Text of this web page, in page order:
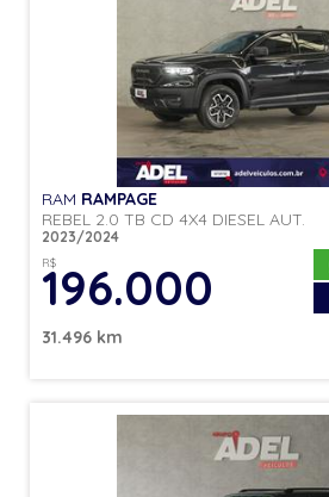
RAM RAMPAGE
REBEL 2.0 TB CD 4X4 DIESEL AUT.
2023/2024
R$
196.000
31.496 km